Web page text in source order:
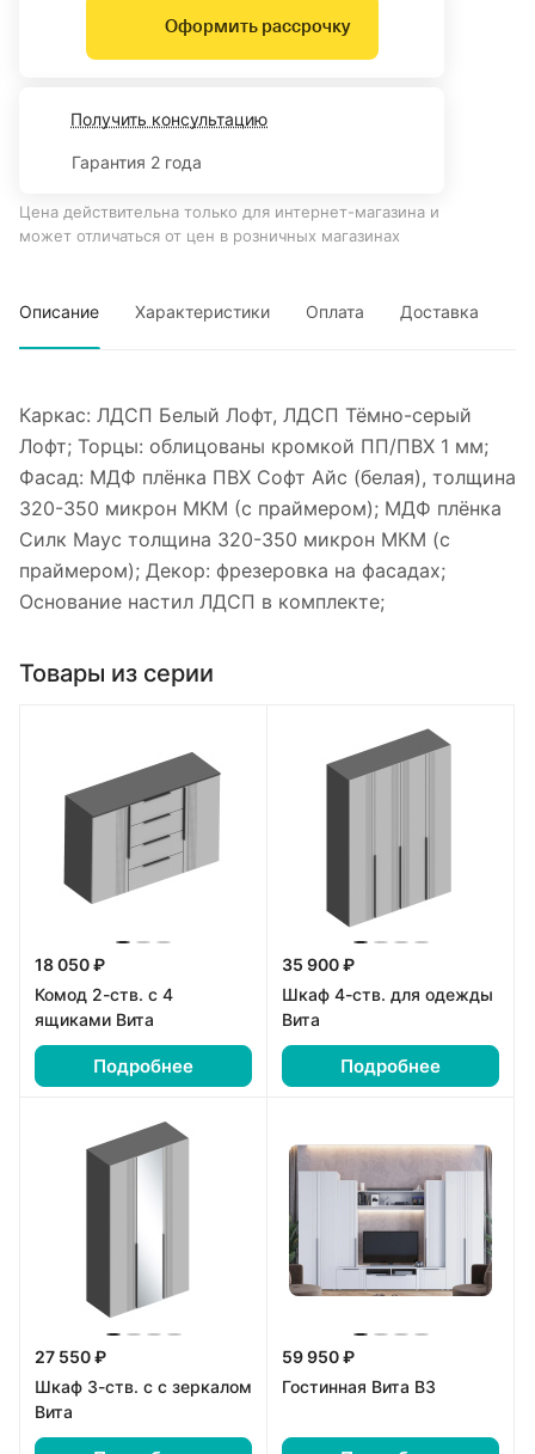
Оформить рассрочку
Получить консультацию
Гарантия 2 года
Цена действительна только для интернет-магазина и
может отличаться от цен в розничных магазинах
Описание Характеристики Оплата Доставка
Каркас: ЛДСП Белый Лофт, ЛДСП Тёмно-серый
Лофт; Торцы: облицованы кромкой ПП/ПВХ 1 мм;
Фасад: МДФ плёнка ПВХ Софт Айс (белая), толщина
320-350 микрон MKM (с праймером); МДФ плёнка
Силк Маус толщина 320-350 микрон МКМ (с
праймером); Декор: фрезеровка на фасадах;
Основание настил ЛДСП в комплекте;
Товары из серии
18 050 ₽
Комод 2-ств. с 4
ящиками Вита
Подробнее
35 900 ₽
Шкаф 4-ств. для одежды
Вита
Подробнее
27 550 ₽
Шкаф 3-ств. с с зеркалом
Вита
59 950 ₽
Гостинная Вита В3